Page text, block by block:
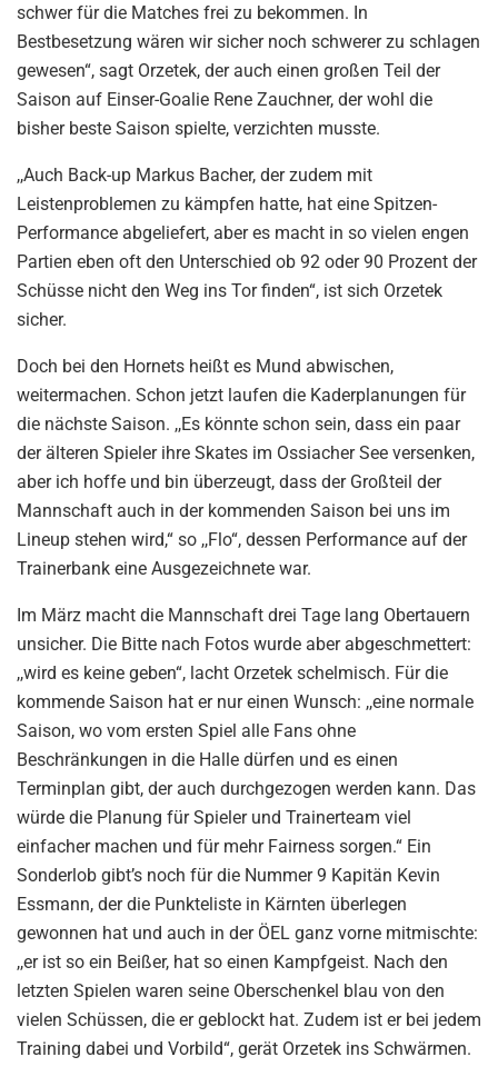
schwer für die Matches frei zu bekommen. In
Bestbesetzung wären wir sicher noch schwerer zu schlagen
gewesen“, sagt Orzetek, der auch einen großen Teil der
Saison auf Einser-Goalie Rene Zauchner, der wohl die
bisher beste Saison spielte, verzichten musste.
,,Auch Back-up Markus Bacher, der zudem mit
Leistenproblemen zu kämpfen hatte, hat eine Spitzen-
Performance abgeliefert, aber es macht in so vielen engen
Partien eben oft den Unterschied ob 92 oder 90 Prozent der
Schüsse nicht den Weg ins Tor finden“, ist sich Orzetek
sicher.
Doch bei den Hornets heißt es Mund abwischen,
weitermachen. Schon jetzt laufen die Kaderplanungen für
die nächste Saison. ,,Es könnte schon sein, dass ein paar
der älteren Spieler ihre Skates im Ossiacher See versenken,
aber ich hoffe und bin überzeugt, dass der Großteil der
Mannschaft auch in der kommenden Saison bei uns im
Lineup stehen wird,“ so ,,Flo“, dessen Performance auf der
Trainerbank eine Ausgezeichnete war.
Im März macht die Mannschaft drei Tage lang Obertauern
unsicher. Die Bitte nach Fotos wurde aber abgeschmettert:
,,wird es keine geben“, lacht Orzetek schelmisch. Für die
kommende Saison hat er nur einen Wunsch: ,,eine normale
Saison, wo vom ersten Spiel alle Fans ohne
Beschränkungen in die Halle dürfen und es einen
Terminplan gibt, der auch durchgezogen werden kann. Das
würde die Planung für Spieler und Trainerteam viel
einfacher machen und für mehr Fairness sorgen.“ Ein
Sonderlob gibt’s noch für die Nummer 9 Kapitän Kevin
Essmann, der die Punkteliste in Kärnten überlegen
gewonnen hat und auch in der ÖEL ganz vorne mitmischte:
,,er ist so ein Beißer, hat so einen Kampfgeist. Nach den
letzten Spielen waren seine Oberschenkel blau von den
vielen Schüssen, die er geblockt hat. Zudem ist er bei jedem
Training dabei und Vorbild“, gerät Orzetek ins Schwärmen.